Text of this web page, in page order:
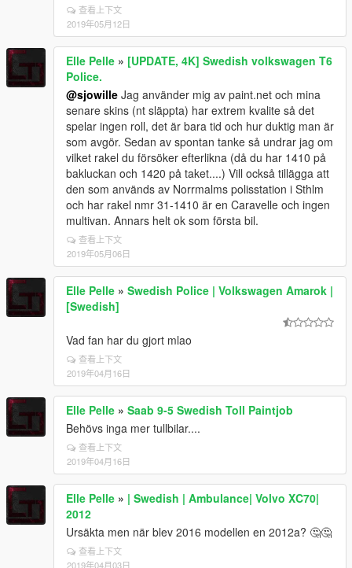
查看上下文
2019年05月12日
Elle Pelle » [UPDATE, 4K] Swedish volkswagen T6
Police.
@sjowille Jag använder mig av paint.net och mina
senare skins (nt släppta) har extrem kvalite så det
spelar ingen roll, det är bara tid och hur duktig man är
som avgör. Sedan av spontan tanke så undrar jag om
vilket rakel du försöker efterlikna (då du har 1410 på
bakluckan och 1420 på taket....) Vill också tillägga att
den som används av Norrmalms polisstation i Sthlm
och har rakel nmr 31-1410 är en Caravelle och ingen
multivan. Annars helt ok som första bil.
查看上下文
2019年05月06日
Elle Pelle » Swedish Police | Volkswagen Amarok |
[Swedish]
Vad fan har du gjort mlao
查看上下文
2019年04月16日
Elle Pelle » Saab 9-5 Swedish Toll Paintjob
Behövs inga mer tullbilar....
查看上下文
2019年04月16日
Elle Pelle » | Swedish | Ambulance| Volvo XC70|
2012
Ursäkta men när blev 2016 modellen en 2012a? 🤔🤔
查看上下文
2019年04月03日